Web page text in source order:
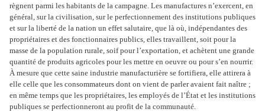
règnent parmi les habitants de la campagne. Les manufactures n’exercent, en
général, sur la civilisation, sur le perfectionnement des institutions publiques
et sur la liberté de la nation un effet salutaire, que là où, indépendantes des
propriétaires et des fonctionnaires publics, elles travaillent, soit pour la
masse de la population rurale, soif pour l’exportation, et achètent une grande
quantité de produits agricoles pour les mettre en oeuvre ou pour s’en nourrir.
À mesure que cette saine industrie manufacturière se fortifiera, elle attirera à
elle celle que les consommateurs dont on vient de parler avaient fait naître ;
en même temps que les propriétaires, les employés de l’État et les institutions
publiques se perfectionneront au profit de la communauté.